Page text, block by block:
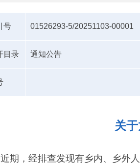
号 01526293-5/20251103-00001
目录 通知公告
关
近期，经排查发现有乡内、乡外